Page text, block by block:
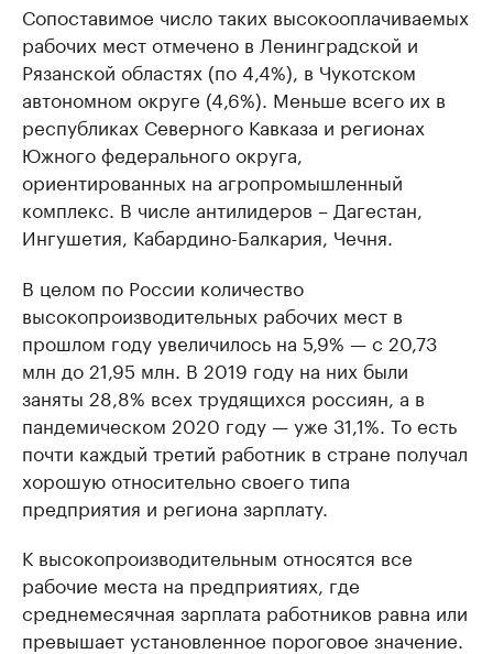
Сопоставимое число таких высокооплачиваемых
рабочих мест отмечено в Ленинградской и
Рязанской областях (по 4,4%), в Чукотском
автономном округе (4,6%). Меньше всего их в
республиках Северного Кавказа и регионах
Южного федерального округа,
ориентированных на агропромышленный
комплекс. В числе антилидеров – Дагестан,
Ингушетия, Кабардино-Балкария, Чечня.
В целом по России количество
высокопроизводительных рабочих мест в
прошлом году увеличилось на 5,9% — с 20,73
млн до 21,95 млн. В 2019 году на них были
заняты 28,8% всех трудящихся россиян, а в
пандемическом 2020 году — уже 31,1%. То есть
почти каждый третий работник в стране получал
хорошую относительно своего типа
предприятия и региона зарплату.
К высокопроизводительным относятся все
рабочие места на предприятиях, где
среднемесячная зарплата работников равна или
превышает установленное пороговое значение.